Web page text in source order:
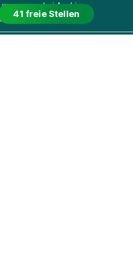
41 freie Stellen
uns bei Azubiyo
Sprachewichtig ist.